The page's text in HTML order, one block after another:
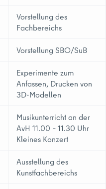
Vorstellung des
Fachbereichs
Vorstellung SBO/SuB
Experimente zum
Anfassen, Drucken von
3D-Modellen
Musikunterricht an der
AvH 11.00 – 11.30 Uhr
Kleines Konzert
Ausstellung des
Kunstfachbereichs